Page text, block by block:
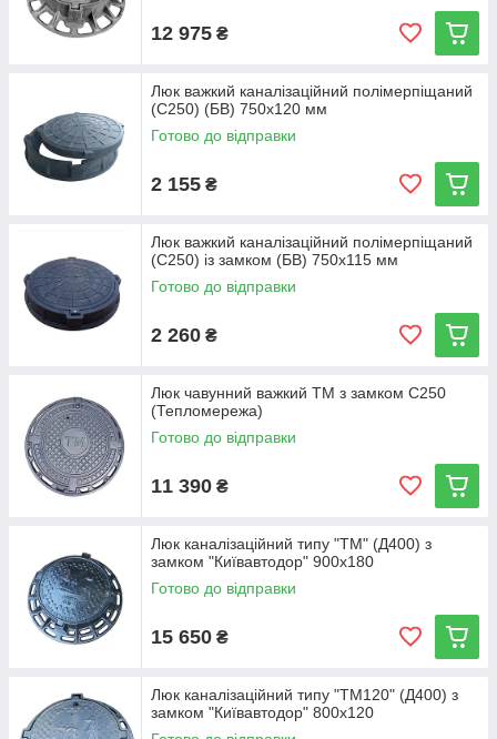
12 975 ₴
Люк важкий каналізаційний полімерпіщаний
(С250) (БВ) 750х120 мм
Готово до відправки
2 155 ₴
Люк важкий каналізаційний полімерпіщаний
(С250) із замком (БВ) 750х115 мм
Готово до відправки
2 260 ₴
Люк чавунний важкий ТМ з замком С250
(Тепломережа)
Готово до відправки
11 390 ₴
Люк каналізаційний типу "ТМ" (Д400) з
замком "Київавтодор" 900х180
Готово до відправки
15 650 ₴
Люк каналізаційний типу "ТМ120" (Д400) з
замком "Київавтодор" 800х120